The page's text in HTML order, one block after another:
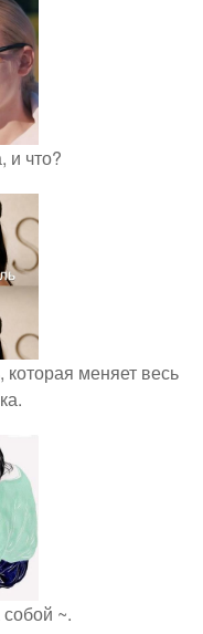
и что?
которая меняет весь
~.